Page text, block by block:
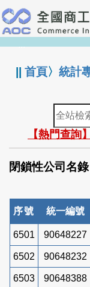
跳
到
主
要
:::
||首頁〉統計
全
站
檢
索
【熱門查詢
閉鎖性公司名錄
序號 統一編號
6501 90648227
6502 90648232
6503 90648388